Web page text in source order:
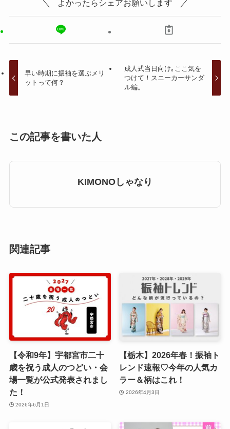
よかったらシェアお願いします
早い時期に振袖を選ぶメリ
ットって何？
成人式当日向け｡ここ気を
つけて！スニーカーサンダ
ル編。
この記事を書いた人
KIMONOしゃなり
関連記事
【令和9年】宇都宮市二十
歳を祝う成人のつどい・会
場一覧が公式発表されまし
た！
2026年6月1日
【栃木】2026年春！振袖ト
レンド速報♡今年の人気カ
ラー＆柄はこれ！
2026年4月3日